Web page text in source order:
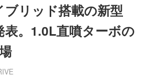
ス
リッド搭載の新型
。1.0L直噴ターボの